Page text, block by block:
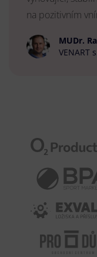
na pozitivním
MUDr.
VENART